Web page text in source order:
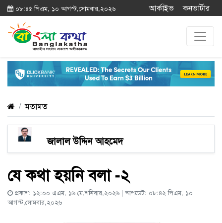
০৮:৪৫ পিএম, ১০ আগস্ট,সোমবার,২০২৬ আর্কাইভ কনভার্টার
মতামত
জালাল উদ্দিন আহমেদ
যে কথা হয়নি বলা -২
প্রকাশ: ১২:০০ এএম, ১৬ মে,শনিবার,২০২৬ | আপডেট: ০৮:৪২ পিএম, ১০
আগস্ট,সোমবার,২০২৬